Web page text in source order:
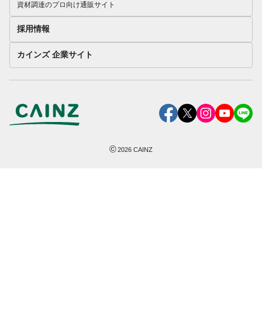
資材調達のプロ向け通販サイト
採用情報
カインズ 企業サイト
©2026 CAINZ